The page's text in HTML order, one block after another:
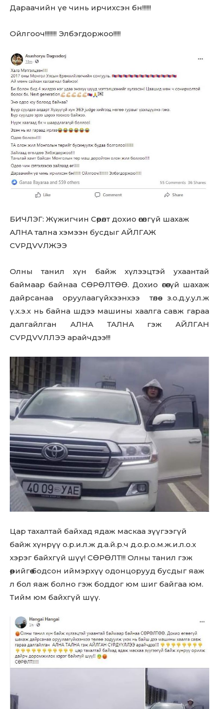
Дараачийн үе чинь ирчихсэн бн!!!!!!
Ойлгооч!!!!!!!! Элбэгдоржоо!!!!!
БИЧЛЭГ: Жүжигчин Сөрөлт дохио өгөлгүй шахаж
AЛHA тална хэмээн бусдыг AЙЛГAЖ
CVPДVVЛЖЭЭ
Олны танил хүн байж хүлээцтэй ухаантай
баймаар байнаа СӨРӨЛТӨӨ. Дохио өгөөгүй шахаж
дайрсанаа оруулаагүйхээнхээ төлөө з.o.д.y.y.л.ж
ү.x.э.x нь байна шдээ машины хаалга савж гараа
далгайлган AЛHA ТАЛНА гэж AЙЛГAH
CVPДVVЛЛЭЭ арайчдээ!!!
Цар тахалтай байхад ядаж маскаа зүүгээгүй
байж хүнрүү о.р.и.л.ж д.а.й.р.ч д.o.p.o.м.ж.и.л.о.х
хэрэг байхгүй шүү! СӨРӨЛТ!!! Олны танил гэж
өөрийгөө бодсон иймэрхүү одонцорууд бусдыг яаж
л бол яаж болно гэж боддог юм шиг байгаа юм.
Тийм юм байхгүй шүү.